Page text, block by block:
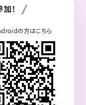
！
の方はこちら